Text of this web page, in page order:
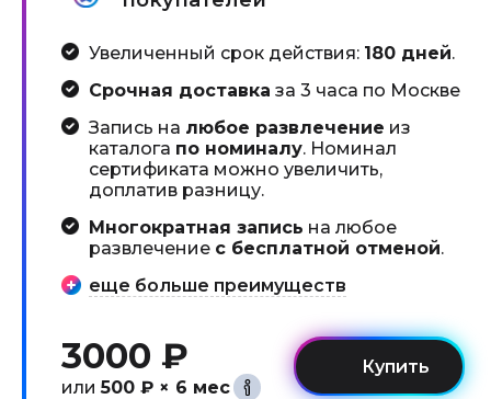
Увеличенный срок действия: 180 дней.
Срочная доставка за 3 часа по Москве
Запись на любое развлечение из
каталога по номиналу. Номинал
сертификата можно увеличить,
доплатив разницу.
Многократная запись на любое
развлечение с бесплатной отменой.
еще больше преимуществ
3000 ₽
или500 ₽ × 6 мес